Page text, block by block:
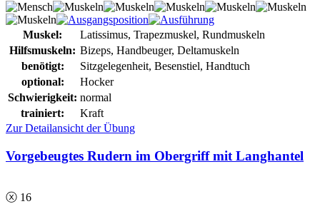
Muskel:
Latissimus, Trapezmuskel, Rundmuskeln
Hilfsmuskeln: Bizeps, Handbeuger, Deltamuskeln
benötigt:
Sitzgelegenheit, Besenstiel, Handtuch
optional:
Hocker
Schwierigkeit: normal
trainiert:
Kraft
Zur Detailansicht der Übung
Vorgebeugtes Rudern im Obergriff mit Langhantel
ⓧ 16